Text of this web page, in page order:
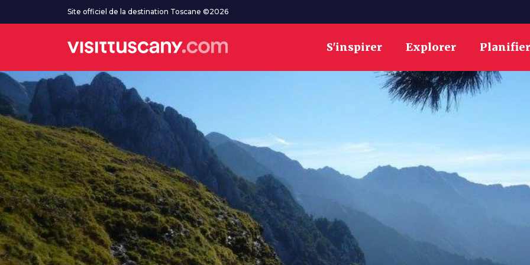
Aller au contenu principalSite officiel de la destination Toscane ©2026
S'inspirer Explorer Planifier